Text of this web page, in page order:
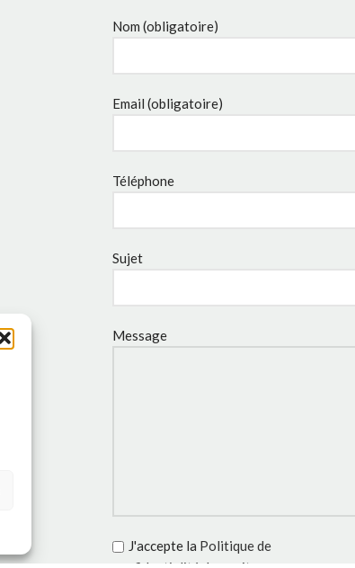
Nom (obligatoire)
Email (obligatoire)
Téléphone
Sujet
Message
J'accepte la Politique de